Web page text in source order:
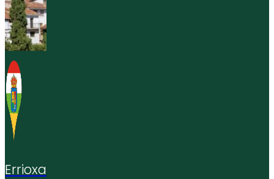
Errioxa